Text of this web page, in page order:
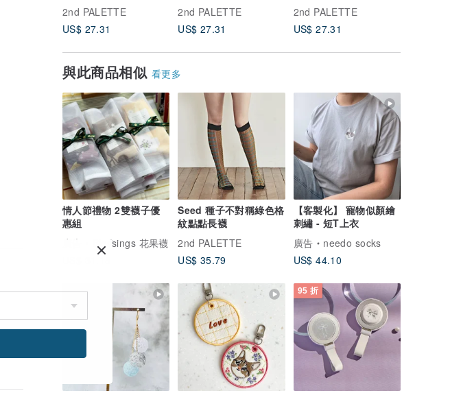
2nd PALETTE
US$ 27.31
2nd PALETTE
US$ 27.31
2nd PALETTE
US$ 27.31
與此商品相似 看更多
情人節禮物 2雙襪子優
惠組
廣告
Blessings 花果襪
Seed 種子不對稱綠色格
紋點點長襪
2nd PALETTE
US$ 35.79
【客製化】 寵物似顏繪
刺繡 - 短T上衣
廣告
needo socks
US$ 44.10
95 折